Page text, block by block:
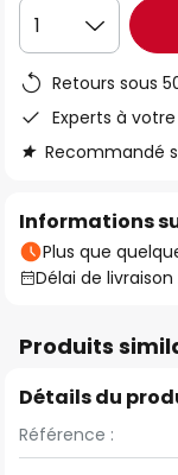
1
Retours sous
Experts à
Recommandé
Informations
Plus que
Délai de
Produits
Détails du
Référence :